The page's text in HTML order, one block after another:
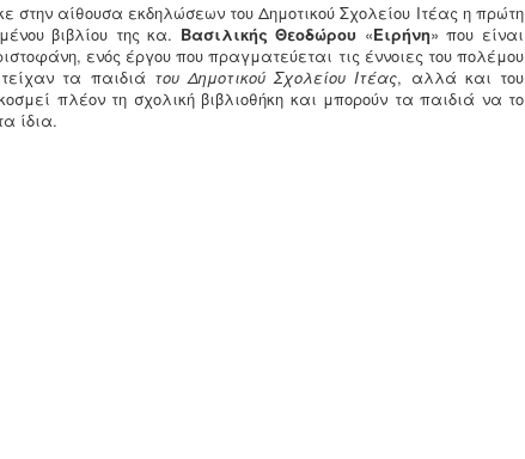
στην αίθουσα εκδηλώσεων του Δημοτικού Σχολείου Ιτέας η πρώτη
βιβλίου της κα. Βασιλικής Θεοδώρου «Ειρήνη» που είναι
ενός έργου που πραγματεύεται τις έννοιες του πολέμου
τα παιδιά του Δημοτικού Σχολείου Ιτέας, αλλά και του
πλέον τη σχολική βιβλιοθήκη και μπορούν τα παιδιά να το
ίδια.